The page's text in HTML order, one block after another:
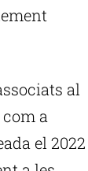
al
a
el 2022